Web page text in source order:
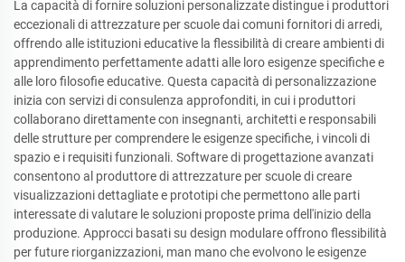
La capacità di fornire soluzioni personalizzate distingue i produttori
eccezionali di attrezzature per scuole dai comuni fornitori di arredi,
offrendo alle istituzioni educative la flessibilità di creare ambienti di
apprendimento perfettamente adatti alle loro esigenze specifiche e
alle loro filosofie educative. Questa capacità di personalizzazione
inizia con servizi di consulenza approfonditi, in cui i produttori
collaborano direttamente con insegnanti, architetti e responsabili
delle strutture per comprendere le esigenze specifiche, i vincoli di
spazio e i requisiti funzionali. Software di progettazione avanzati
consentono al produttore di attrezzature per scuole di creare
visualizzazioni dettagliate e prototipi che permettono alle parti
interessate di valutare le soluzioni proposte prima dell'inizio della
produzione. Approcci basati su design modulare offrono flessibilità
per future riorganizzazioni, man mano che evolvono le esigenze